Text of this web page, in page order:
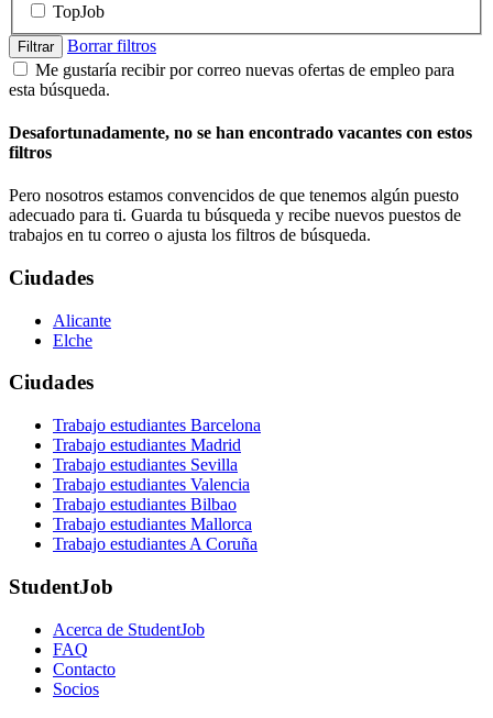
TopJob
Filtrar
Borrar filtros
Me gustaría recibir por correo nuevas ofertas de empleo para
esta búsqueda.
Desafortunadamente, no se han encontrado vacantes con estos
filtros
Pero nosotros estamos convencidos de que tenemos algún puesto
adecuado para ti. Guarda tu búsqueda y recibe nuevos puestos de
trabajos en tu correo o ajusta los filtros de búsqueda.
Ciudades
Alicante
Elche
Ciudades
Trabajo estudiantes Barcelona
Trabajo estudiantes Madrid
Trabajo estudiantes Sevilla
Trabajo estudiantes Valencia
Trabajo estudiantes Bilbao
Trabajo estudiantes Mallorca
Trabajo estudiantes A Coruña
StudentJob
Acerca de StudentJob
FAQ
Contacto
Socios